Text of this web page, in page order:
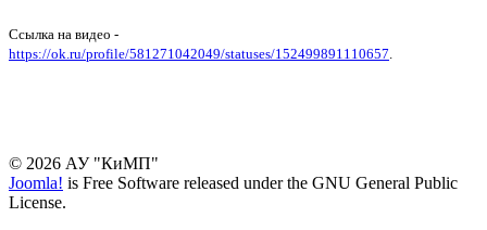
Ссылка на видео -
https://ok.ru/profile/581271042049/statuses/152499891110657
© 2026 АУ "КиМП"
Joomla! is Free Software released under the GNU General Public
License.